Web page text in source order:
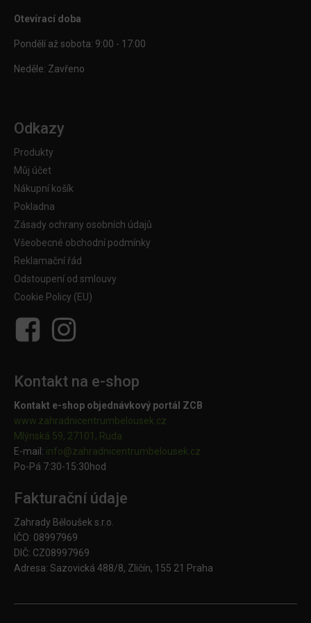
Otevírací doba
Pondělí až sobota: 9:00 - 17:00
Neděle: Zavřeno
Odkazy
Produkty
Můj účet
Nákupní košík
Pokladna
Zásady ochrany osobních údajů
Všeobecné obchodní podmínky
Reklamační řád
Odstoupení od smlouvy
Cookie Policy (EU)
Kontakt na e-shop
Kontakt e-shop objednávkový portál ZCB
www.zahradnicentrumbelousek.cz
Mlýnská 59, 27101, Ruda
E-mail: info@zahradnicentrumbelousek.cz
Po-Pá 7:30-15:30hod
Fakturační údaje
Zahrady Běloušek s.r.o.
IČO: 08997969
DIČ: CZ08997969
Adresa: Sazovická 488/8, Zličín, 155 21 Praha